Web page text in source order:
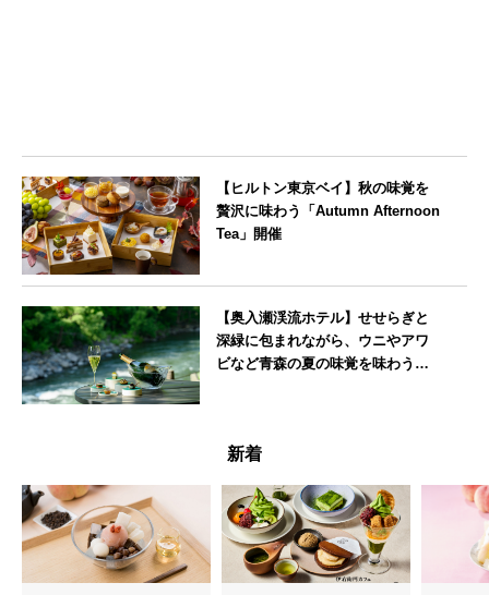
【ヒルトン東京ベイ】秋の味覚を
贅沢に味わう「Autumn Afternoon
Tea」開催
【奥入瀬渓流ホテル】せせらぎと
深緑に包まれながら、ウニやアワ
ビなど青森の夏の味覚を味わうフ
新着